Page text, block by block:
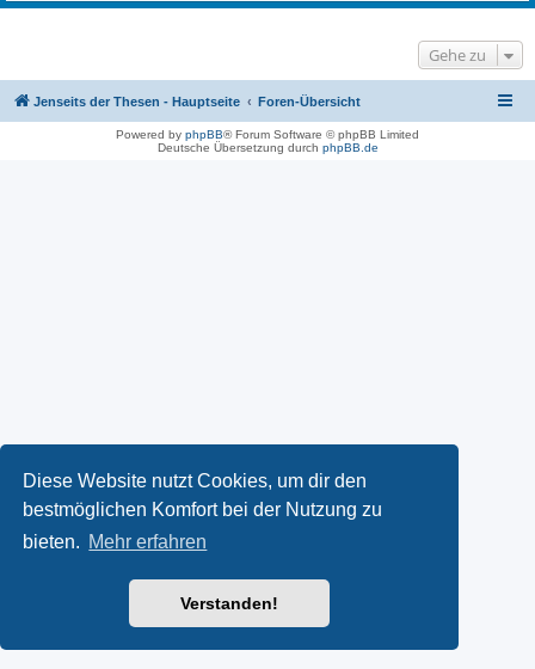
Diese Website nutzt Cookies, um dir den
bestmöglichen Komfort bei der Nutzung zu
bieten. Mehr erfahren
Verstanden!
Gehe zu
Jenseits der Thesen - Hauptseite Foren-Übersicht
Powered by phpBB® Forum Software © phpBB Limited
Deutsche Übersetzung durch phpBB.de